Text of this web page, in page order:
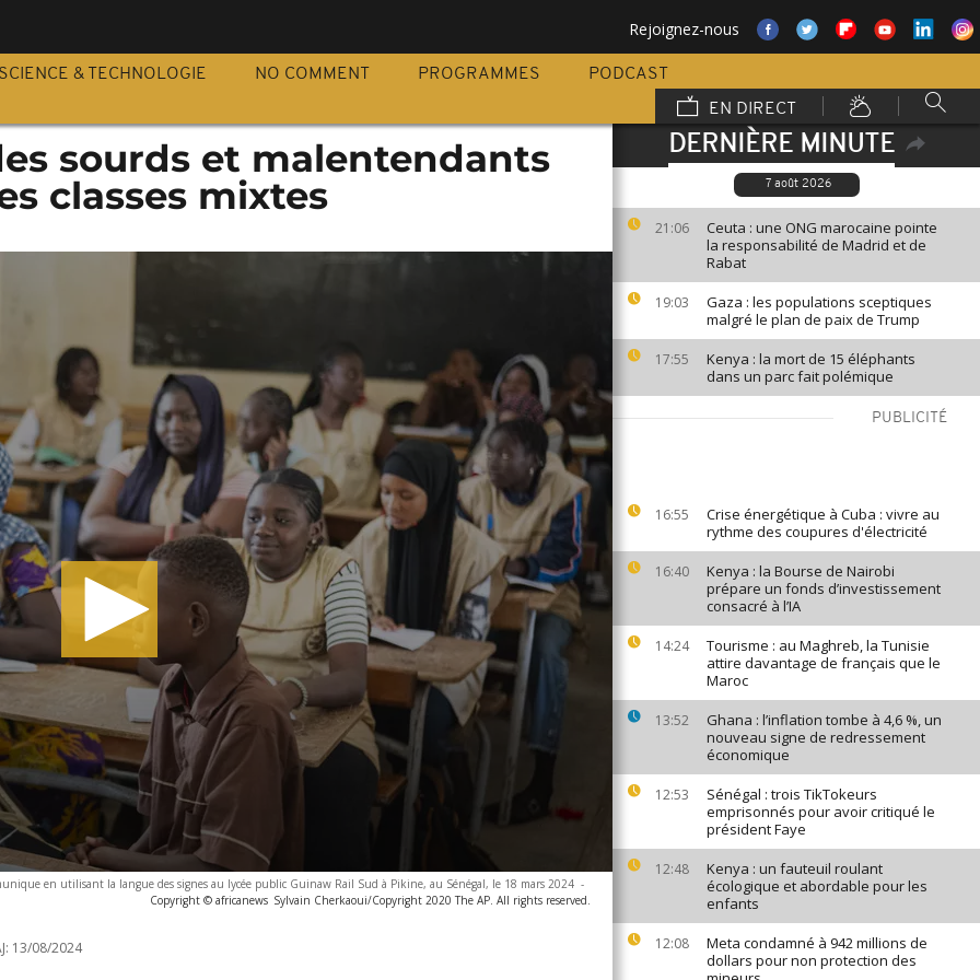
Rejoignez-nous
SCIENCE & TECHNOLOGIE NO COMMENT PROGRAMMES
PODCAST
EN DIRECT
DERNIÈRE MINUTE
7 août 2026
21:06
Ceuta : une ONG marocaine pointe
la responsabilité de Madrid et de
Rabat
19:03
Gaza : les populations sceptiques
malgré le plan de paix de Trump
17:55
Kenya : la mort de 15 éléphants
dans un parc fait polémique
PUBLICITÉ
16:55
Crise énergétique à Cuba : vivre au
rythme des coupures d'électricité
16:40
Kenya : la Bourse de Nairobi
prépare un fonds d’investissement
consacré à l’IA
14:24
Tourisme : au Maghreb, la Tunisie
attire davantage de français que le
Maroc
13:52
Ghana : l’inflation tombe à 4,6 %, un
nouveau signe de redressement
économique
12:53
Sénégal : trois TikTokeurs
emprisonnés pour avoir critiqué le
président Faye
12:48
Kenya : un fauteuil roulant
écologique et abordable pour les
enfants
12:08
Meta condamné à 942 millions de
dollars pour non protection des
sourds et malentendants
classes mixtes
en utilisant la langue des signes au lycée public Guinaw Rail Sud à Pikine, au Sénégal, le 18 mars 2024 -
Copyright © africanews Sylvain Cherkaoui/Copyright 2020 The AP. All rights reserved.
13/08/2024